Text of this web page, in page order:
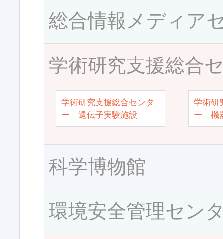
総合情報メディア
学術研究支援総合
学術研究支援総合センタ
ー 遺伝子実験施設
学術研
ー 機
科学博物館
環境安全管理セン